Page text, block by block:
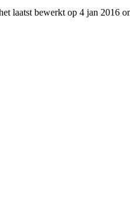
laatst bewerkt op 4 jan 2016